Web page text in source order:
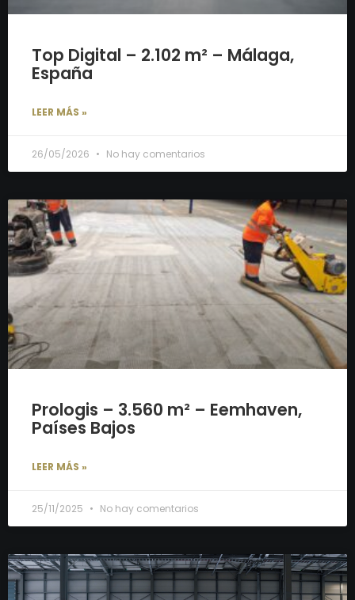
Top Digital – 2.102 m² – Málaga,
España
LEER MÁS »
26/05/2026 No hay comentarios
Prologis – 3.560 m² – Eemhaven,
Países Bajos
LEER MÁS »
25/11/2025 No hay comentarios